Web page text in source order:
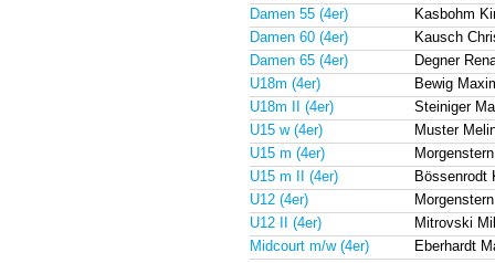
Damen 55 (4er)
Kasbohm
Damen 60 (4er)
Kausch
Damen 65 (4er)
Degner
U18m (4er)
Bewig
U18m II (4er)
Steiniger
U15 w (4er)
Muster
U15 m (4er)
U15 m II (4er)
U12 (4er)
U12 II (4er)
Mitrovski
Midcourt m/w (4er)
Eberhardt